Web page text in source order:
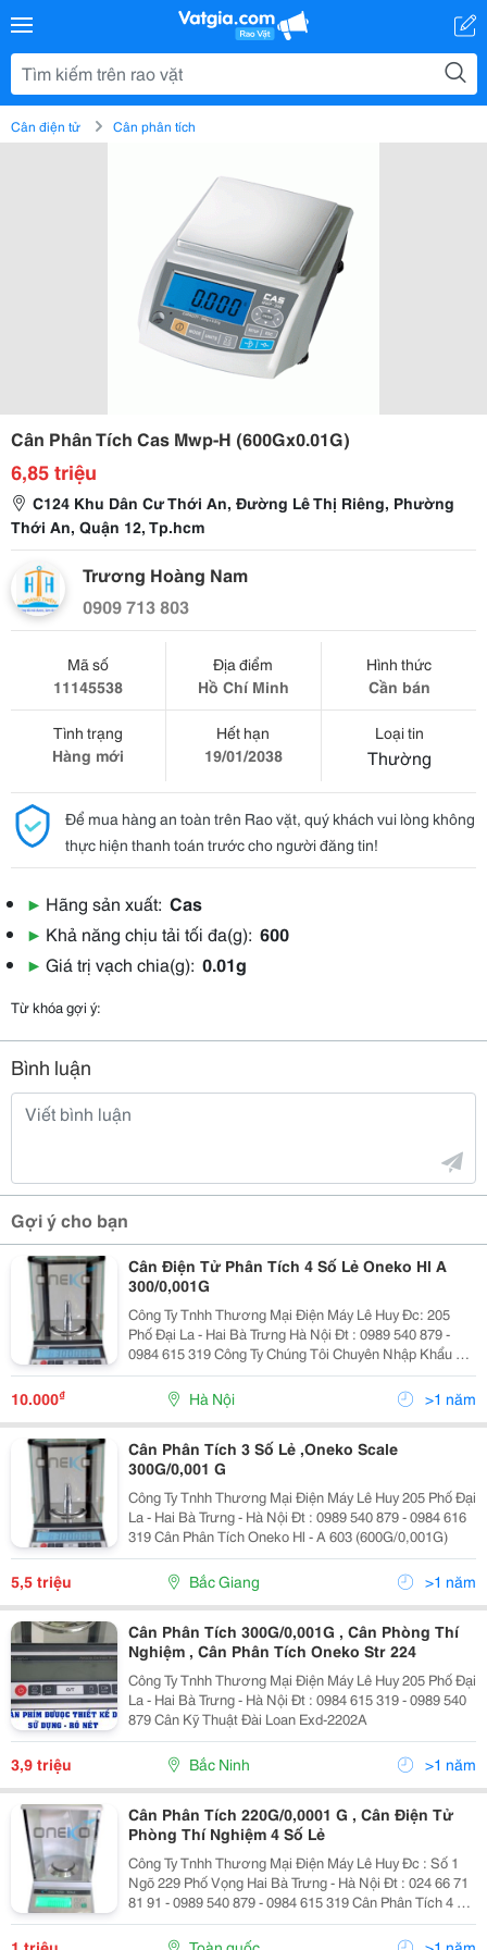
Cân điện tử Cân phân tích
Cân Phân Tích Cas Mwp-H (600Gx0.01G)
6,85 triệu
C124 Khu Dân Cư Thới An, Đường Lê Thị Riêng, Phường
Thới An, Quận 12, Tp.hcm
Trương Hoàng Nam
0909 713 803
Mã số
11145538
Địa điểm
Hồ Chí Minh
Hình thức
Cần bán
Tình trạng
Hàng mới
Hết hạn
19/01/2038
Loại tin
Thường
Để mua hàng an toàn trên Rao vặt, quý khách vui lòng không
thực hiện thanh toán trước cho người đăng tin!
▶ Hãng sản xuất: Cas
▶ Khả năng chịu tải tối đa(g): 600
▶ Giá trị vạch chia(g): 0.01g
Từ khóa gợi ý:
Bình luận
Gợi ý cho bạn
Cân Điện Tử Phân Tích 4 Số Lẻ Oneko Hl A
300/0,001G
Công Ty Tnhh Thương Mại Điện Máy Lê Huy Đc: 205
Phố Đại La - Hai Bà Trưng Hà Nội Đt : 0989 540 879 -
0984 615 319 Công Ty Chúng Tôi Chuyên Nhập Khẩu Và
Phân Phối Các Loại Cân Điện Tử Kỹ Thuật Hàng Chính
Hãng Cân Phân Tích Oneko Hl-3
10.000₫ Hà Nội >1 năm
Cân Phân Tích 3 Số Lẻ ,Oneko Scale
300G/0,001 G
Công Ty Tnhh Thương Mại Điện Máy Lê Huy 205 Phố Đại
La - Hai Bà Trưng - Hà Nội Đt : 0989 540 879 - 0984 616
319 Cân Phân Tích Oneko Hl - A 603 (600G/0,001G)
5,5 triệu Bắc Giang >1 năm
Cân Phân Tích 300G/0,001G , Cân Phòng Thí
Nghiệm , Cân Phân Tích Oneko Str 224
Công Ty Tnhh Thương Mại Điện Máy Lê Huy 205 Phố Đại
La - Hai Bà Trưng - Hà Nội Đt : 0984 615 319 - 0989 540
879 Cân Kỹ Thuật Đài Loan Exd-2202A
3,9 triệu Bắc Ninh >1 năm
Cân Phân Tích 220G/0,0001 G , Cân Điện Tử
Phòng Thí Nghiệm 4 Số Lẻ
Công Ty Tnhh Thương Mại Điện Máy Lê Huy Đc : Số 1
Ngõ 229 Phố Vọng Hai Bà Trưng - Hà Nội Đt : 024 66 71
81 91 - 0989 540 879 - 0984 615 319 Cân Phân Tích 4 Số
Lẻ Oneko Str-224(220G/0,0001G) Cân Phân Tích Cơ
Bản 4 Số Lẻ Str-224 I Cu